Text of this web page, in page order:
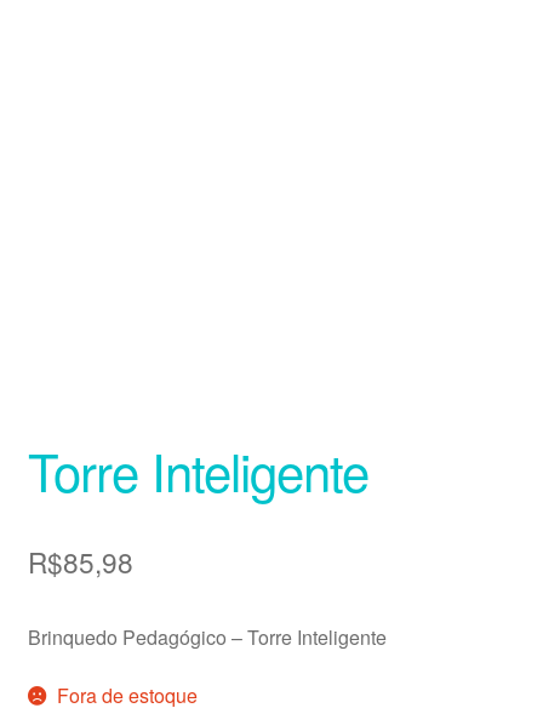
Torre Inteligente
R$85,98
Brinquedo Pedagógico – Torre Inteligente
Fora de estoque